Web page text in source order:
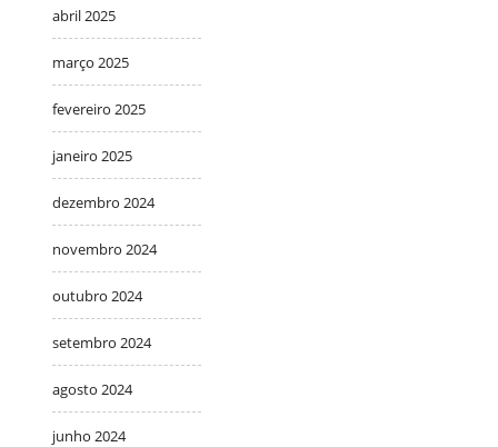
abril 2025
março 2025
fevereiro 2025
janeiro 2025
dezembro 2024
novembro 2024
outubro 2024
setembro 2024
agosto 2024
junho 2024